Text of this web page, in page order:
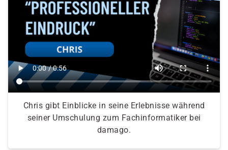
Chris gibt Einblicke in seine Erlebnisse während
seiner Umschulung zum Fachinformatiker bei
damago.